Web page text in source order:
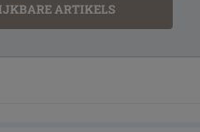
ARTIKELS